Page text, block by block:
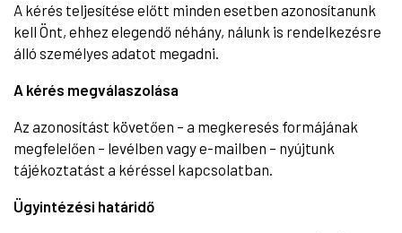
A kérés teljesítése előtt minden esetben azonosítanunk
kell Önt, ehhez elegendő néhány, nálunk is rendelkezésre
álló személyes adatot megadni.
A kérés megválaszolása
Az azonosítást követően – a megkeresés formájának
megfelelően – levélben vagy e-mailben – nyújtunk
tájékoztatást a kéréssel kapcsolatban.
Ügyintézési határidő